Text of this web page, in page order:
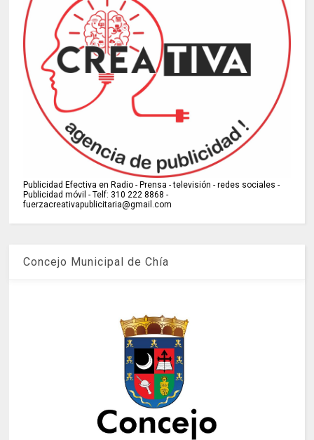
Publicidad Efectiva en Radio - Prensa - televisión - redes sociales -
Publicidad móvil - Telf: 310 222 8868 -
fuerzacreativapublicitaria@gmail.com
Concejo Municipal de Chía